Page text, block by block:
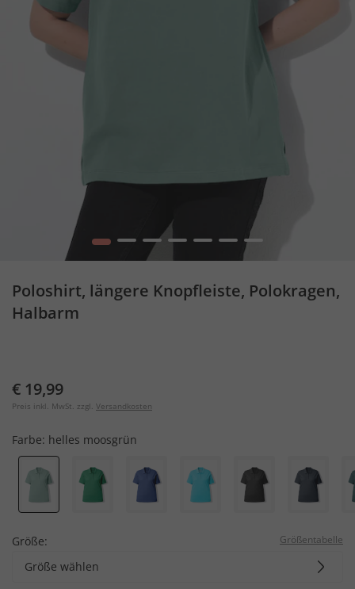
1 2 3 4 5 6 7
Poloshirt, längere Knopfleiste, Polokragen,
Halbarm
€ 19,99
Preis inkl. MwSt. zzgl. Versandkosten
Farbe: helles moosgrün
Größe: Größentabelle
Größe wählen